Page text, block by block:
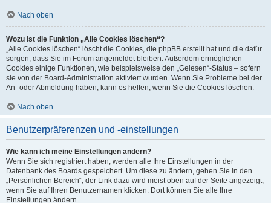
Nach oben
Wozu ist die Funktion „Alle Cookies löschen“?
„Alle Cookies löschen“ löscht die Cookies, die phpBB erstellt hat und die dafür
sorgen, dass Sie im Forum angemeldet bleiben. Außerdem ermöglichen
Cookies einige Funktionen, wie beispielsweise den „Gelesen“-Status – sofern
sie von der Board-Administration aktiviert wurden. Wenn Sie Probleme bei der
An- oder Abmeldung haben, kann es helfen, wenn Sie die Cookies löschen.
Nach oben
Benutzerpräferenzen und -einstellungen
Wie kann ich meine Einstellungen ändern?
Wenn Sie sich registriert haben, werden alle Ihre Einstellungen in der
Datenbank des Boards gespeichert. Um diese zu ändern, gehen Sie in den
„Persönlichen Bereich“; der Link dazu wird meist oben auf der Seite angezeigt,
wenn Sie auf Ihren Benutzernamen klicken. Dort können Sie alle Ihre
Einstellungen ändern.